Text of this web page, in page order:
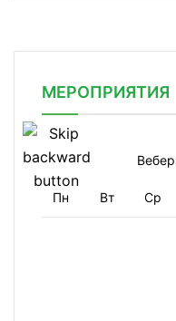
МЕРОПРИЯТИЯ
Пн Вт Ср